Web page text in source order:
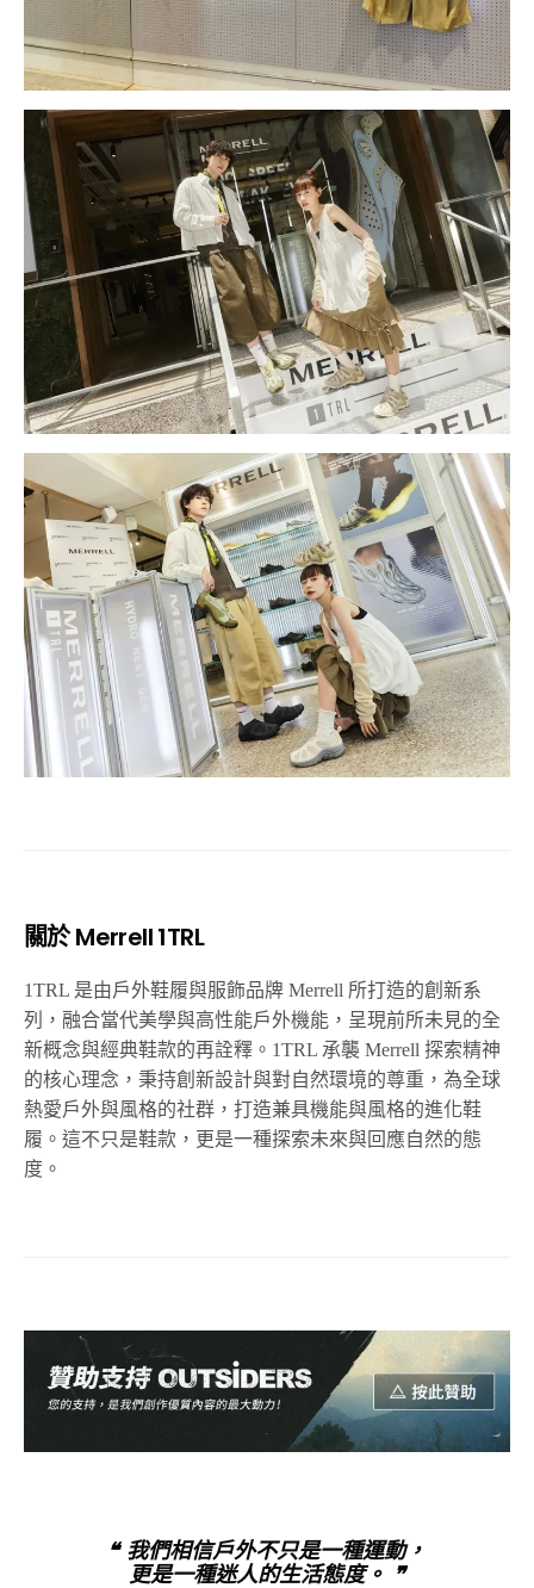
關於 Merrell 1TRL
1TRL 是由戶外鞋履與服飾品牌 Merrell 所打造的創新系
列，融合當代美學與高性能戶外機能，呈現前所未見的全
新概念與經典鞋款的再詮釋。1TRL 承襲 Merrell 探索精神
的核心理念，秉持創新設計與對自然環境的尊重，為全球
熱愛戶外與風格的社群，打造兼具機能與風格的進化鞋
履。這不只是鞋款，更是一種探索未來與回應自然的態
度。
❝ 我們相信戶外不只是一種運動，
更是一種迷人的生活態度。 ❞